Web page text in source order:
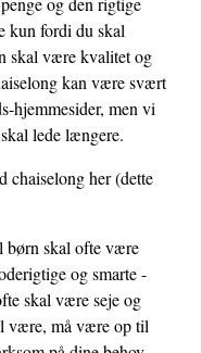
kun fordi du skal
skal være kvalitet og
kan være svært
hjemmesider, men vi
lede længere.
chaiselong her(dette
børn skal ofte være
og smarte -
skal være seje og
være, må være op til